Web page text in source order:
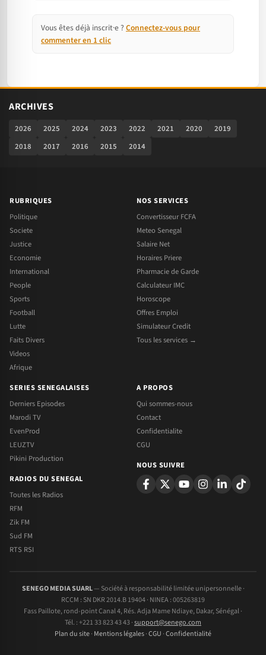
Vous êtes déjà inscrit·e ? Connectez-vous pour
commenter en 1 clic
ARCHIVES
2026 2025 2024 2023 2022 2021 2020
2019
2018
2017 2016 2015 2014
RUBRIQUES
Politique
Societe
Justice
Economie
International
People
Sports
Football
Lutte
Faits Divers
Videos
Afrique
NOS SERVICES
Convertisseur FCFA
Meteo Senegal
Salaire Net
Horaires Priere
Pharmacie de Garde
Calculateur IMC
Horoscope
Offres Emploi
Simulateur Credit
Tous les services →
SERIES SENEGALAISES
Derniers Episodes
Marodi TV
EvenProd
LEUZTV
Pikini Production
RADIOS DU SENEGAL
Toutes les Radios
RFM
Zik FM
Sud FM
RTS RSI
A PROPOS
Qui sommes-nous
Contact
Confidentialite
CGU
NOUS SUIVRE
SENEGO MEDIA SUARL— Société à responsabilité limitée unipersonnelle ·
RCCM : SN DKR 2014.B 19404 · NINEA : 005263819
Fass Paillote, rond-point Canal 4, Rés. Adja Mame Ndiaye, Dakar, Sénégal ·
Tél. : +221 33 823 43 43 ·support@senego.com
Plan du site· Mentions légales·CGU ·Confidentialité